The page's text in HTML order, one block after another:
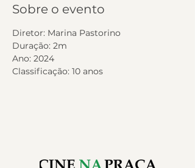
Sobre o evento
Diretor: Marina Pastorino
Duração: 2m
Ano: 2024
Classificação: 10 anos